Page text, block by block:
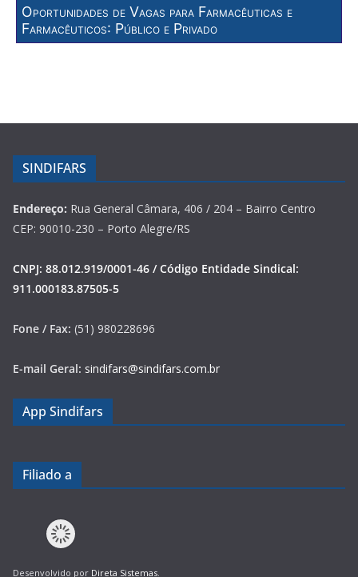
Oportunidades de Vagas para Farmacêuticas e
Farmacêuticos: Público e Privado
SINDIFARS
Endereço: Rua General Câmara, 406 / 204 – Bairro Centro
CEP: 90010-230 – Porto Alegre/RS
CNPJ: 88.012.919/0001-46 / Código Entidade Sindical:
911.000183.87505-5
Fone / Fax: (51) 980228696
E-mail Geral: sindifars@sindifars.com.br
App Sindifars
Filiado a
Desenvolvido por Direta Sistemas.